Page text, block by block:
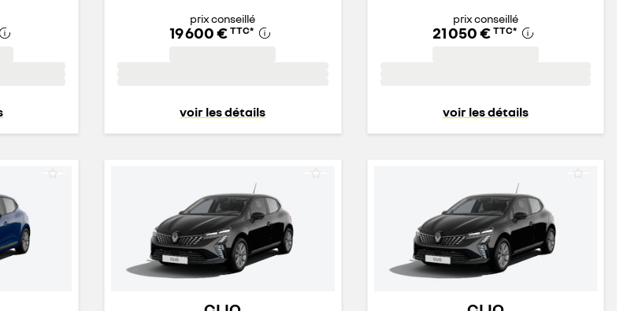
prix conseillé
19 600 € TTC*
voir les détails
prix conseillé
21 050 € TTC*
voir les détails